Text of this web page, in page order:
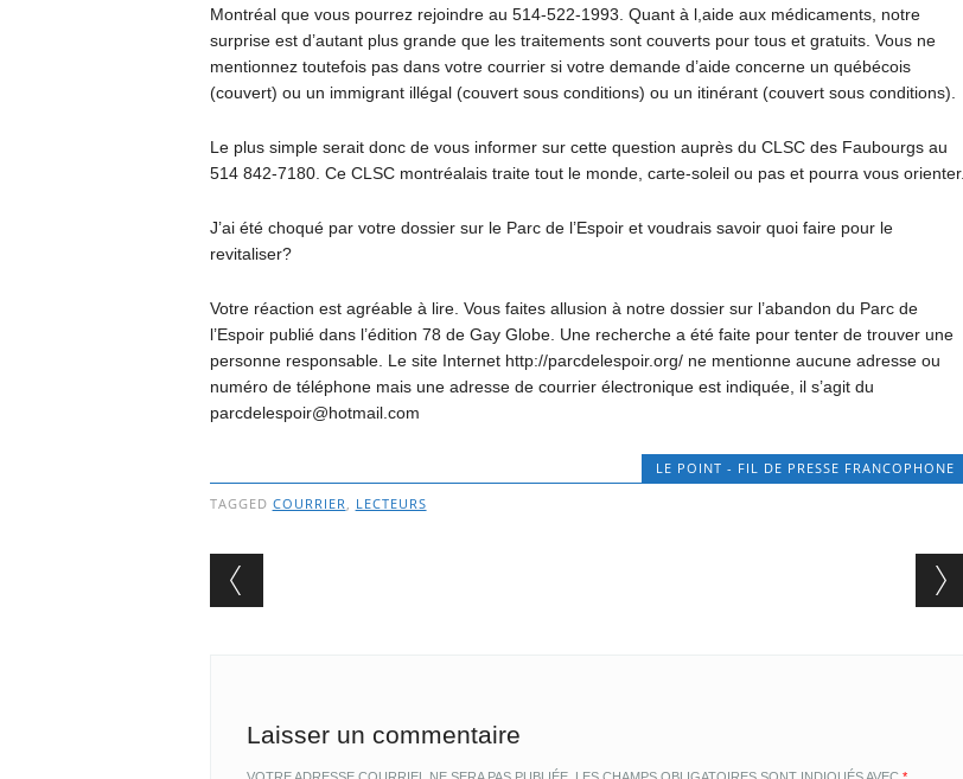
Montréal que vous pourrez rejoindre au 514-522-1993. Quant à l,aide aux médicaments, notre
surprise est d’autant plus grande que les traitements sont couverts pour tous et gratuits. Vous ne
mentionnez toutefois pas dans votre courrier si votre demande d’aide concerne un québécois
(couvert) ou un immigrant illégal (couvert sous conditions) ou un itinérant (couvert sous conditions).
Le plus simple serait donc de vous informer sur cette question auprès du CLSC des Faubourgs au
514 842-7180. Ce CLSC montréalais traite tout le monde, carte-soleil ou pas et pourra vous orienter.
J’ai été choqué par votre dossier sur le Parc de l’Espoir et voudrais savoir quoi faire pour le
revitaliser?
Votre réaction est agréable à lire. Vous faites allusion à notre dossier sur l’abandon du Parc de
l’Espoir publié dans l’édition 78 de Gay Globe. Une recherche a été faite pour tenter de trouver une
personne responsable. Le site Internet http://parcdelespoir.org/ ne mentionne aucune adresse ou
numéro de téléphone mais une adresse de courrier électronique est indiquée, il s’agit du
parcdelespoir@hotmail.com
LE POINT - FIL DE PRESSE FRANCOPHONE
TAGGED COURRIER, LECTEURS
Post navigation
Laisser un commentaire